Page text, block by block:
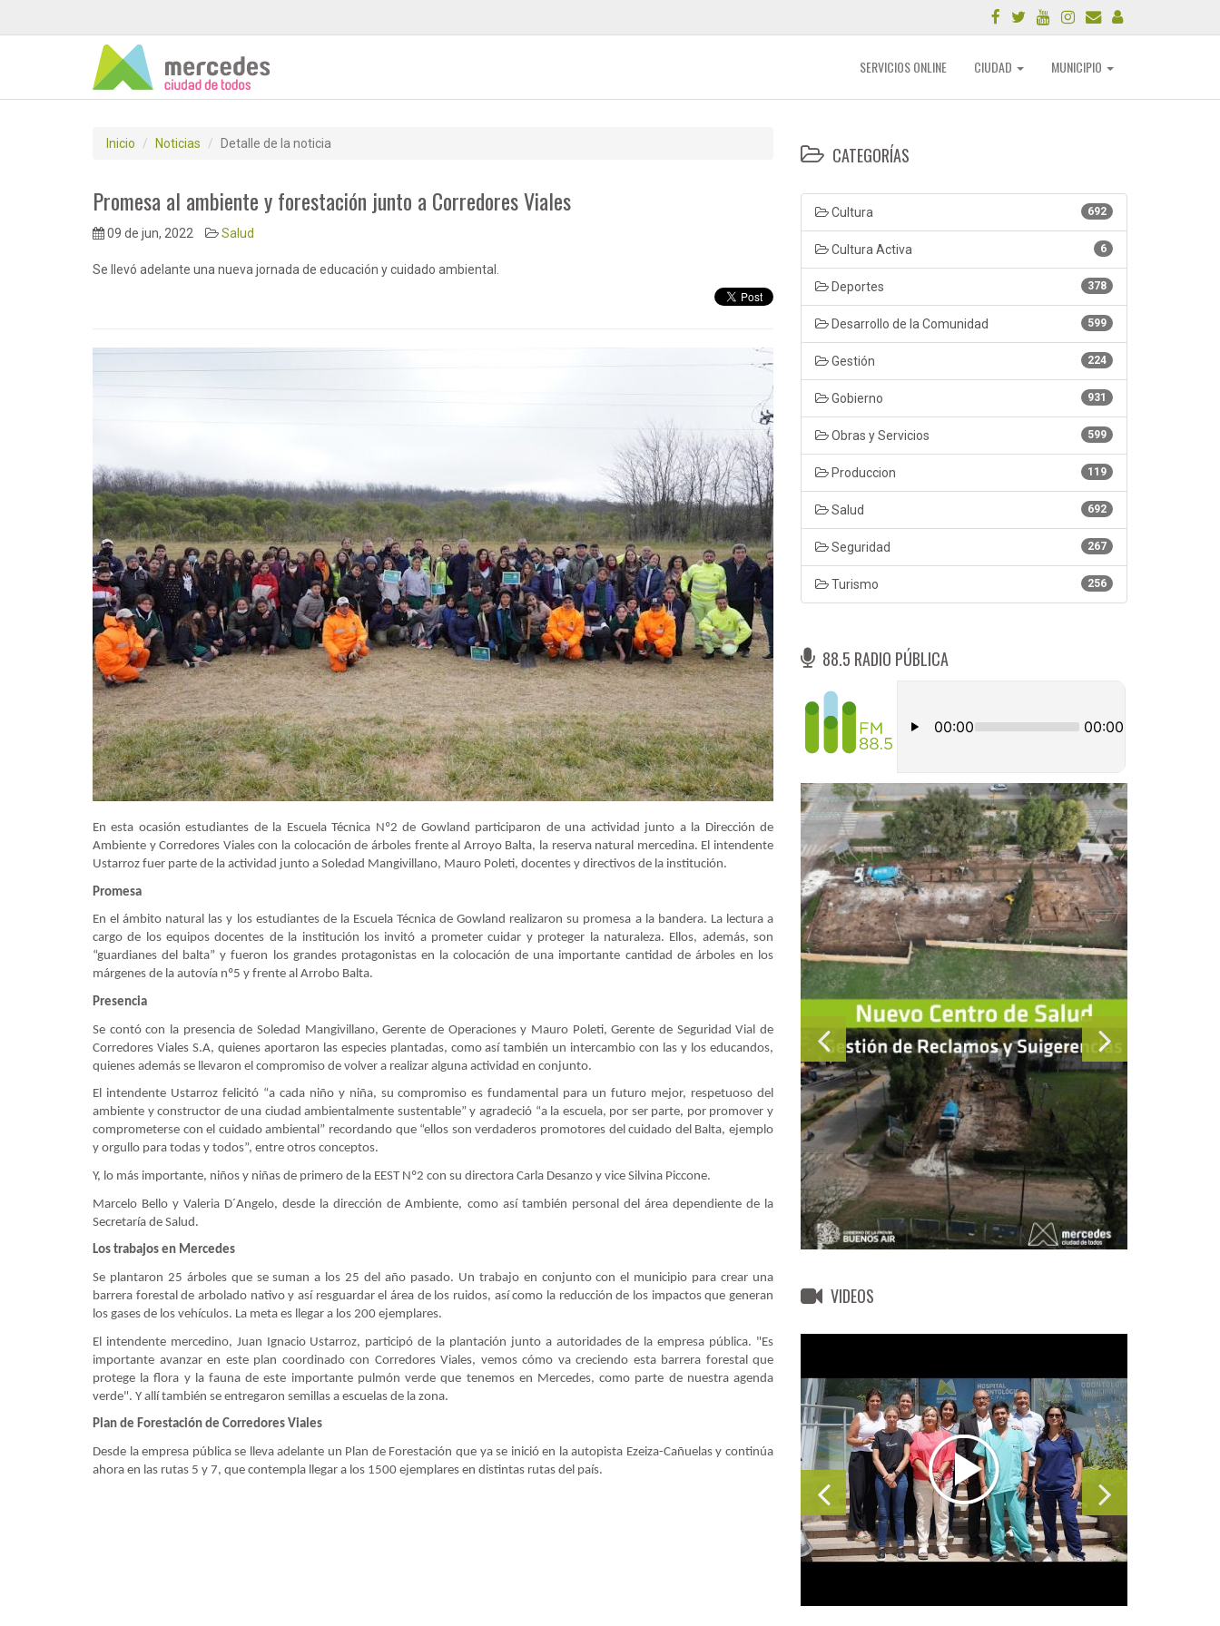
SERVICIOS ONLINE CIUDAD MUNICIPIO
Inicio Noticias Detalle de la noticia
Promesa al ambiente y forestación junto a Corredores Viales
09 de jun, 2022 Salud
Se llevó adelante una nueva jornada de educación y cuidado ambiental.
En esta ocasión estudiantes de la Escuela Técnica Nº2 de Gowland participaron de una actividad junto a la Dirección de
Ambiente y Corredores Viales con la colocación de árboles frente al Arroyo Balta, la reserva natural mercedina. El intendente
Ustarroz fuer parte de la actividad junto a Soledad Mangivillano, Mauro Poleti, docentes y directivos de la institución.
Promesa
En el ámbito natural las y los estudiantes de la Escuela Técnica de Gowland realizaron su promesa a la bandera. La lectura a
cargo de los equipos docentes de la institución los invitó a prometer cuidar y proteger la naturaleza. Ellos, además, son
“guardianes del balta” y fueron los grandes protagonistas en la colocación de una importante cantidad de árboles en los
márgenes de la autovía nº5 y frente al Arrobo Balta.
Presencia
Se contó con la presencia de Soledad Mangivillano, Gerente de Operaciones y Mauro Poleti, Gerente de Seguridad Vial de
Corredores Viales S.A, quienes aportaron las especies plantadas, como así también un intercambio con las y los educandos,
quienes además se llevaron el compromiso de volver a realizar alguna actividad en conjunto.
El intendente Ustarroz felicitó “a cada niño y niña, su compromiso es fundamental para un futuro mejor, respetuoso del
ambiente y constructor de una ciudad ambientalmente sustentable” y agradeció “a la escuela, por ser parte, por promover y
comprometerse con el cuidado ambiental” recordando que “ellos son verdaderos promotores del cuidado del Balta, ejemplo
y orgullo para todas y todos”, entre otros conceptos.
Y, lo más importante, niños y niñas de primero de la EEST Nº2 con su directora Carla Desanzo y vice Silvina Piccone.
Marcelo Bello y Valeria D´Angelo, desde la dirección de Ambiente, como así también personal del área dependiente de la
Secretaría de Salud.
Los trabajos en Mercedes
Se plantaron 25 árboles que se suman a los 25 del año pasado. Un trabajo en conjunto con el municipio para crear una
barrera forestal de arbolado nativo y así resguardar el área de los ruidos, así como la reducción de los impactos que generan
los gases de los vehículos. La meta es llegar a los 200 ejemplares.
El intendente mercedino, Juan Ignacio Ustarroz, participó de la plantación junto a autoridades de la empresa pública. "Es
importante avanzar en este plan coordinado con Corredores Viales, vemos cómo va creciendo esta barrera forestal que
protege la flora y la fauna de este importante pulmón verde que tenemos en Mercedes, como parte de nuestra agenda
verde". Y allí también se entregaron semillas a escuelas de la zona.
Plan de Forestación de Corredores Viales
Desde la empresa pública se lleva adelante un Plan de Forestación que ya se inició en la autopista Ezeiza-Cañuelas y continúa
ahora en las rutas 5 y 7, que contempla llegar a los 1500 ejemplares en distintas rutas del país.
CATEGORÍAS
692
Cultura
6
Cultura Activa
378
Deportes
599
Desarrollo de la Comunidad
224
Gestión
931
Gobierno
599
Obras y Servicios
119
Produccion
692
Salud
267
Seguridad
256
Turismo
88.5 RADIO PÚBLICA
VIDEOS